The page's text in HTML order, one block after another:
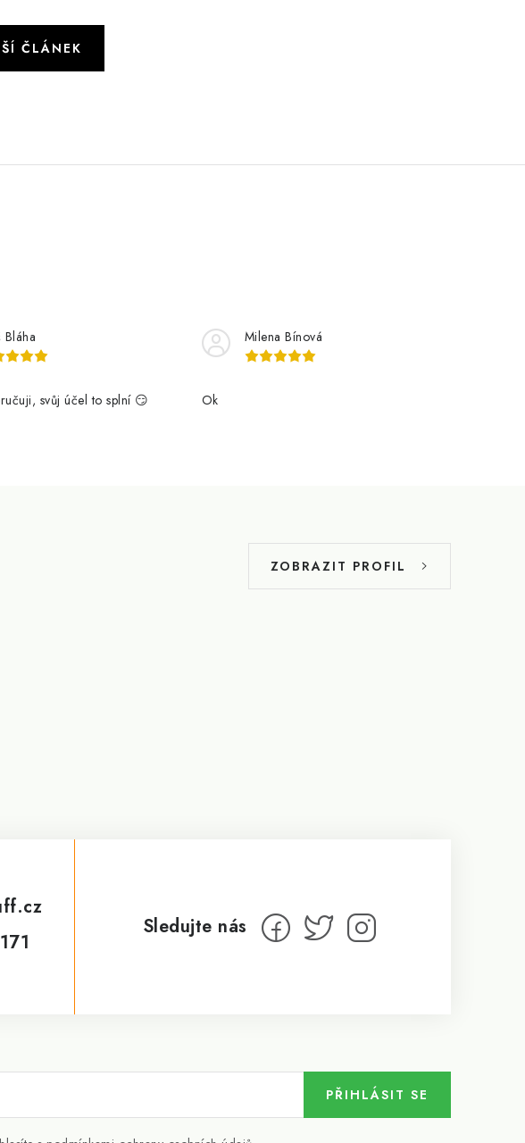
ČLÁNEK
Bláha
svůj účel to splní 😏
Milena Bínová
Ok
ZOBRAZIT PROFIL
PŘIHLÁSIT SE